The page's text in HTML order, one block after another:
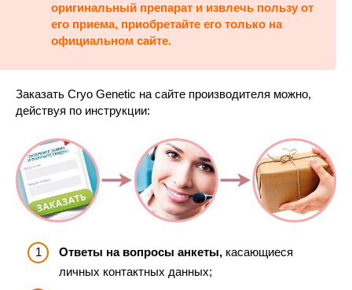
оригинальный препарат и извлечь пользу от
его приема, приобретайте его только на
официальном сайте.
Заказать Cryo Genetic на сайте производителя можно,
действуя по инструкции:
Ответы на вопросы анкеты, касающиеся
личных контактных данных;